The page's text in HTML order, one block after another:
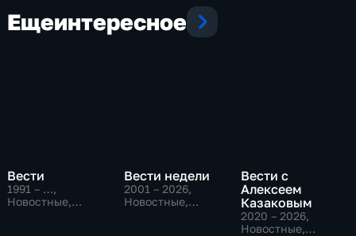
Ещеинтересное
Вести
1991 – …,
Новостные,
Вести недели
2001 – 2026,
Новостные,
Вести с
Алексеем
Казаковым
2020 – 2026,
Новостные,